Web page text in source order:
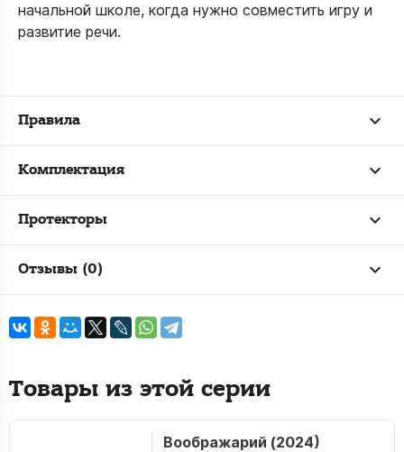
начальной школе, когда нужно совместить игру и
развитие речи.
Правила
Комплектация
Протекторы
Отзывы (0)
Товары из этой серии
Воображарий (2024)